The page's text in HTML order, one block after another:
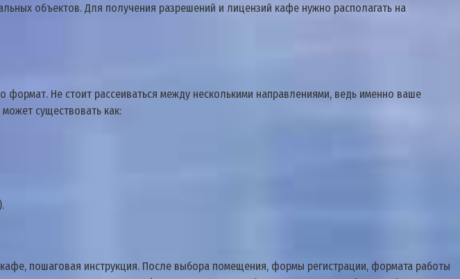
объектов. Для получения разрешений и лицензий кафе нужно располагать на
Не стоит рассеиваться между несколькими направлениями, ведь именно ваше
существовать как:
пошаговая инструкция. После выбора помещения, формы регистрации, формата работы